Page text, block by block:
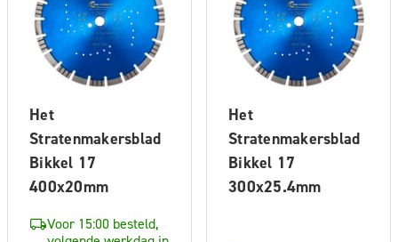
Het
Stratenmakersblad
Bikkel 17
400x20mm
Voor 15:00 besteld,
Het
Stratenmakersblad
Bikkel 17
300x25.4mm